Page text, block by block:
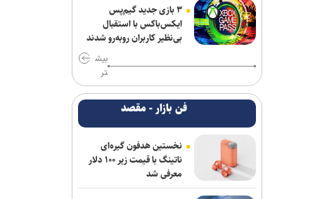
سردار ابن‌الرضا: فناوری بومی ایران، برتر از
هر سامانه وارداتی در منطقه است
طباطبائی: قسمت دوم گزارش رئیس جمهور
به مردم امشب پخش می‌شود
سرتیپ اکرمی‌نیا: ارتش در آمادگی کامل
قرار دارد/ توان رزم ارتش بی وقفه در حال
ارتقا است
امیر جعفری: حجم پدافند دشمن در العدید
مانع عملیات نهاجا نشد
۳ بازی جدید گیم‌پس
ایکس‌باکس با استقبال
بی‌نظیر کاربران روبه‌رو شدند
بیش
تر
فن بازار - مقصد
نخستین هدفون گیره‌ای
ناتینگ با قیمت زیر ۱۰۰ دلار
معرفی شد